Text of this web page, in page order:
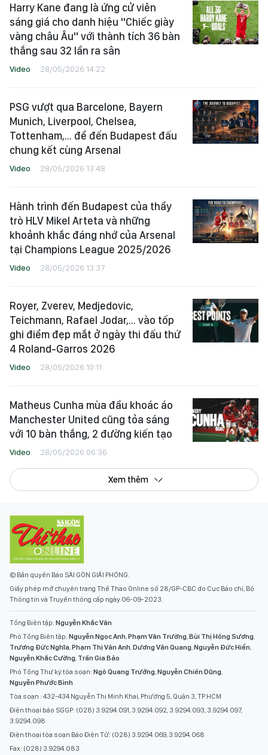
Harry Kane đang là ứng cử viên
sáng giá cho danh hiệu "Chiếc giày
vàng châu Âu" với thành tích 36 bàn
thắng sau 32 lần ra sân
Video 28/05/2026 14:22
PSG vượt qua Barcelone, Bayern
Munich, Liverpool, Chelsea,
Tottenham,... để đến Budapest đấu
chung kết cùng Arsenal
Video 28/05/2026 13:48
Hành trình đến Budapest của thầy
trò HLV Mikel Arteta và những
khoảnh khắc đáng nhớ của Arsenal
tại Champions League 2025/2026
Video 28/05/2026 13:37
Royer, Zverev, Medjedovic,
Teichmann, Rafael Jodar,... vào tốp
ghi điểm đẹp mắt ở ngày thi đấu thứ
4 Roland-Garros 2026
Video 28/05/2026 10:11
Matheus Cunha mùa đầu khoác áo
Manchester United cũng tỏa sáng
với 10 bàn thắng, 2 đường kiến tạo
Video 28/05/2026 06:36
Xem thêm
© Bản quyền Báo SÀI GÒN GIẢI PHÓNG.
Giấy phép mở chuyên trang Thể Thao Online số 28/GP-CBC do Cục Báo chí, Bộ
Thông tin và Truyền thông cấp ngày 06-09-2023.
Tổng Biên tập: Nguyễn Khắc Văn
Phó Tổng Biên tập: Nguyễn Ngọc Anh Phạm Văn Trường Bùi Thị Hồng Sương
Trương Đức Nghĩa Phạm Thị Vân Anh Dương Văn Quang Nguyễn Đức Hiển
Nguyễn Khắc Cường Trần Gia Bảo
Phó Tổng Thư ký tòa soạn: Ngô Quang Trưởng Nguyễn Chiến Dũng
Nguyễn Phước Bình
Tòa soạn : 432-434 Nguyễn Thị Minh Khai, Phường 5, Quận 3, TP.HCM
Điện thoại báo SGGP: (028) 3.9294.091, 3.9294.092, 3.9294.093, 3.9294.097,
3.9294.098
Điện thoại tòa soạn Báo Điện Tử: (028) 3.9294.069, 3.9294.068
Fax: (028) 3.9294.083